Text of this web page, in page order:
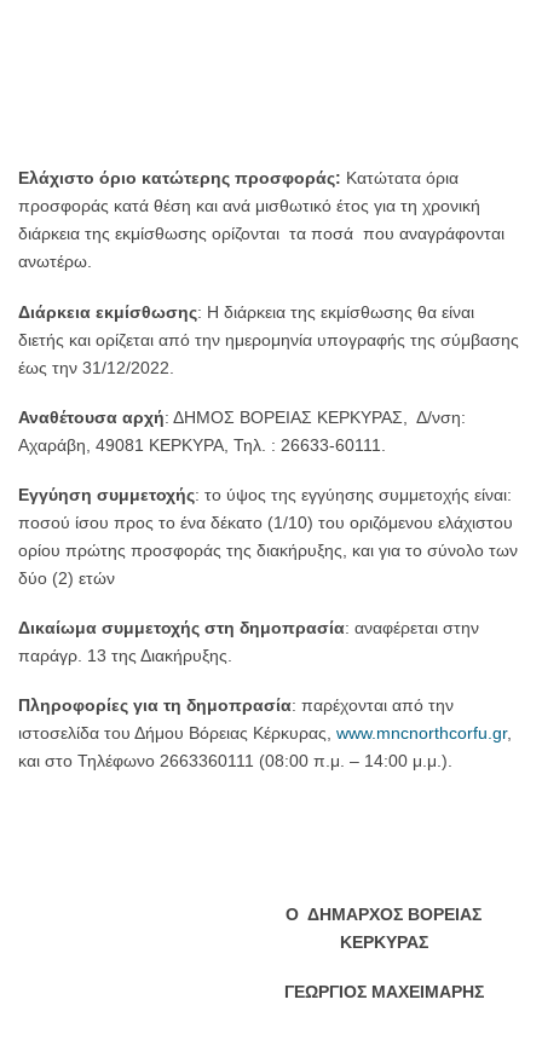
Ελάχιστο όριο κατώτερης προσφοράς: Κατώτατα όρια
προσφοράς κατά θέση και ανά μισθωτικό έτος για τη χρονική
διάρκεια της εκμίσθωσης ορίζονται τα ποσά που αναγράφονται
ανωτέρω.
Διάρκεια εκμίσθωσης: Η διάρκεια της εκμίσθωσης θα είναι
διετής και ορίζεται από την ημερομηνία υπογραφής της σύμβασης
έως την 31/12/2022.
Αναθέτουσα αρχή: ΔΗΜΟΣ ΒΟΡΕΙΑΣ ΚΕΡΚΥΡΑΣ, Δ/νση:
Αχαράβη, 49081 ΚΕΡΚΥΡΑ, Τηλ. : 26633-60111.
Εγγύηση συμμετοχής: το ύψος της εγγύησης συμμετοχής είναι:
ποσού ίσου προς το ένα δέκατο (1/10) του οριζόμενου ελάχιστου
ορίου πρώτης προσφοράς της διακήρυξης, και για το σύνολο των
δύο (2) ετών
Δικαίωμα συμμετοχής στη δημοπρασία: αναφέρεται στην
παράγρ. 13 της Διακήρυξης.
Πληροφορίες για τη δημοπρασία: παρέχονται από την
ιστοσελίδα του Δήμου Βόρειας Κέρκυρας, www.mncnorthcorfu.gr,
και στο Τηλέφωνο 2663360111 (08:00 π.μ. – 14:00 μ.μ.).
Ο ΔΗΜΑΡΧΟΣ ΒΟΡΕΙΑΣ
ΚΕΡΚΥΡΑΣ
ΓΕΩΡΓΙΟΣ ΜΑΧΕΙΜΑΡΗΣ